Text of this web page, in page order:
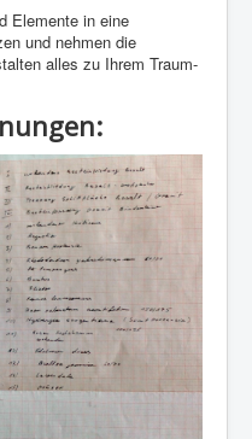
Elemente in eine
und nehmen die
alles zu Ihrem Traum-